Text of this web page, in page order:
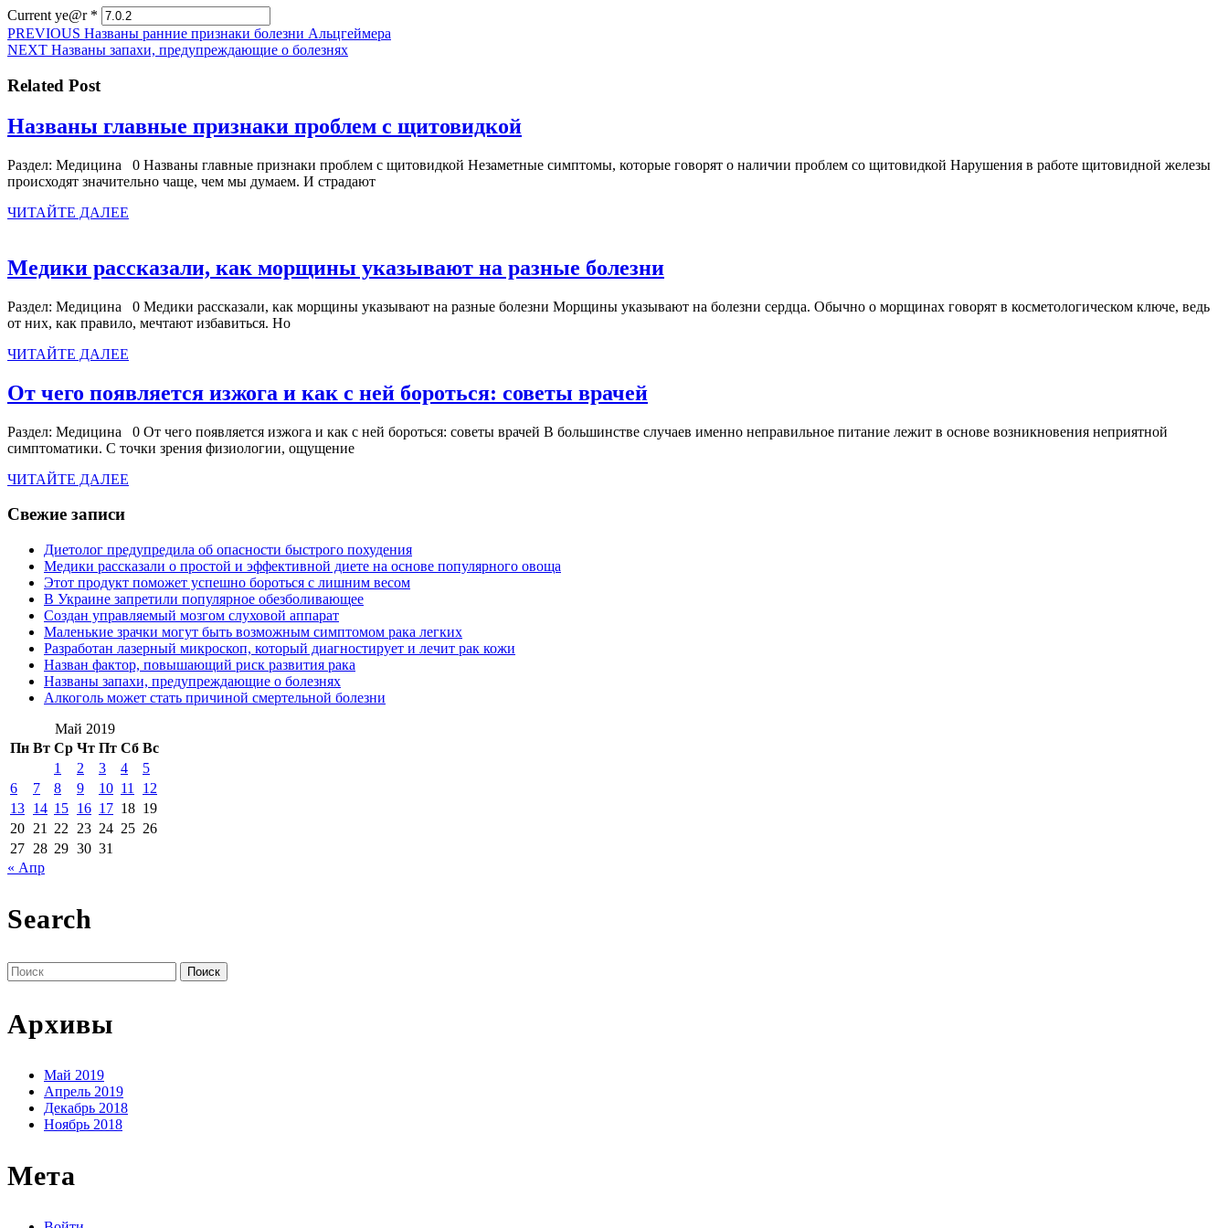
Current ye@r *
Навигация
по
записям
PREVIOUS Предыдущая
запись:
Названы ранние признаки болезни Альцгеймера
NEXT Следующая
Названы запахи, предупреждающие о болезнях
Related Post
Названы главные признаки проблем с щитовидкойНазваны
признаки
Раздел: Медицина 0 Названы главные признаки проблем с щитовидкой Незаметные симптомы, которые говорят о наличии проблем со щитовидкой Нарушения в работе щитовидной железы
происходят значительно чаще, чем мы думаем. И страдают
ЧИТАЙТЕ ДАЛЕЕ
Медики рассказали, как морщины указывают на разные болезниМедики
как
болезни
Раздел: Медицина 0 Медики рассказали, как морщины указывают на разные болезни Морщины указывают на болезни сердца. Обычно о морщинах говорят в косметологическом ключе, ведь
от них, как правило, мечтают избавиться. Но
ЧИТАЙТЕ ДАЛЕЕ
От чего появляется изжога и как с ней бороться: советы врачейОт
появляется
Раздел: Медицина 0 От чего появляется изжога и как с ней бороться: советы врачей В большинстве случаев именно неправильное питание лежит в основе возникновения неприятной
симптоматики. С точки зрения физиологии, ощущение
ЧИТАЙТЕ ДАЛЕЕ
Свежие записи
Диетолог предупредила об опасности быстрого похудения
Медики рассказали о простой и эффективной диете на основе популярного овоща
Этот продукт поможет успешно бороться с лишним весом
В Украине запретили популярное обезболивающее
Создан управляемый мозгом слуховой аппарат
Маленькие зрачки могут быть возможным симптомом рака легких
Разработан лазерный микроскоп, который диагностирует и лечит рак кожи
Назван фактор, повышающий риск развития рака
Названы запахи, предупреждающие о болезнях
Алкоголь может стать причиной смертельной болезни
Май 2019
Пн Вт Ср Чт Пт Сб Вс
1
2 3 4
5
6
7 8 9 10 11
12
13 14 15 16 17 18 19
20 21 22 23 24 25 26
27 28 29 30 31
« Апр
Search
Поиск
по:
Архивы
Май 2019
Апрель 2019
Декабрь 2018
Ноябрь 2018
Мета